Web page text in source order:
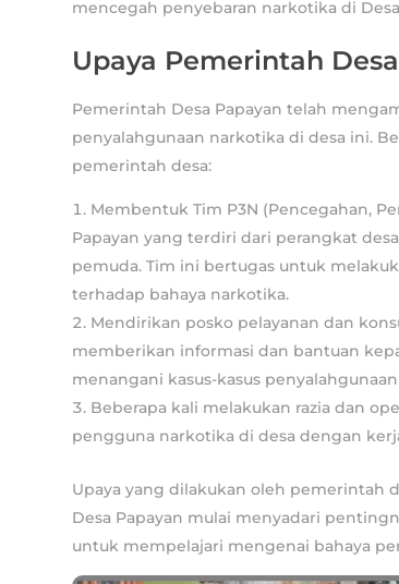
mencegah penyebaran narkotika di
Upaya Pemerintah Desa
Pemerintah Desa Papayan telah
penyalahgunaan narkotika di desa ini.
pemerintah desa:
Membentuk Tim P3N (Pencegahan,
Papayan yang terdiri dari perangkat
pemuda. Tim ini bertugas untuk
terhadap bahaya narkotika.
Mendirikan posko pelayanan dan
memberikan informasi dan bantuan
menangani kasus-kasus
Beberapa kali melakukan razia dan
pengguna narkotika di desa dengan
Upaya yang dilakukan oleh pemerintah
Desa Papayan mulai menyadari
untuk mempelajari mengenai bahaya